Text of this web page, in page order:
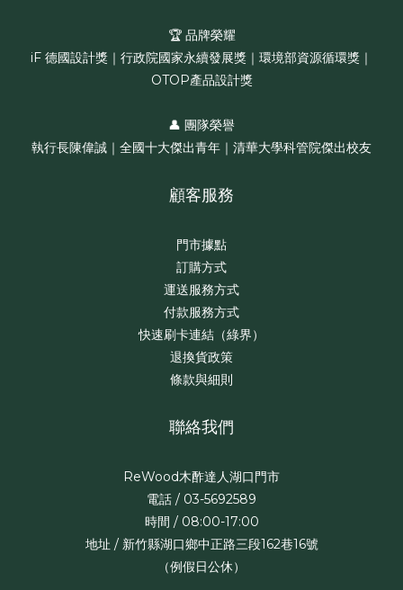
🏆 品牌榮耀
iF 德國設計獎｜行政院國家永續發展獎｜環境部資源循環獎｜
OTOP產品設計獎
👤 團隊榮譽
執行長陳偉誠｜全國十大傑出青年｜清華大學科管院傑出校友
顧客服務
門市據點
訂購方式
運送服務方式
付款服務方式
快速刷卡連結（綠界）
退換貨政策
條款與細則
聯絡我們
ReWood木酢達人湖口門市
電話 / 03-5692589
時間 / 08:00-17:00
地址 / 新竹縣湖口鄉中正路三段162巷16號
（例假日公休）